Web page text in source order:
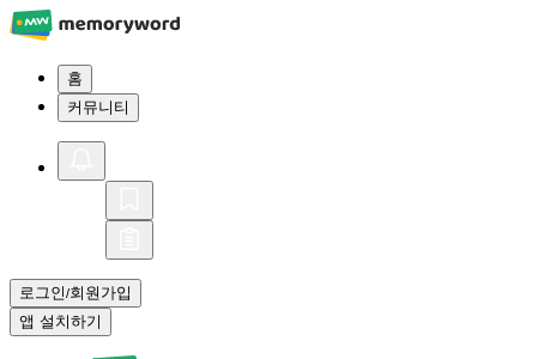
홈
커뮤니티
로그인/회원가입
앱 설치하기